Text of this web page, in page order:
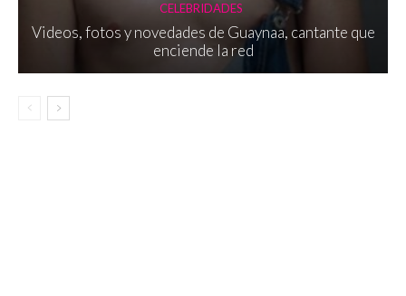
CELEBRIDADES
Videos, fotos y novedades de Guaynaa, cantante que
enciende la red